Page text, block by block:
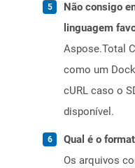
Não consigo
linguagem
Aspose.Total
como um
cURL caso o
disponível.
Qual é o
Os arquivos